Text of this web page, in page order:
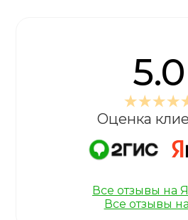
5.0
Оценка
Все отзывы на
Все отзывы